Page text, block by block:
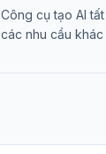
Công cụ tạo AI
các nhu cầu khác